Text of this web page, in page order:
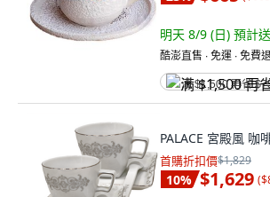
明天 8/9 (日) 預計
酷澎直售 ∙ 免運 ∙ 免費
满 $1,500 再省
PALACE 宮殿風 咖
首購折扣價$1,829
10% $1,629 (